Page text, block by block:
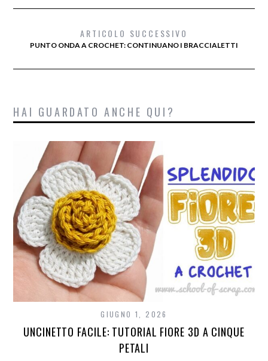
ARTICOLO SUCCESSIVO
PUNTO ONDA A CROCHET: CONTINUANO I BRACCIALETTI
HAI GUARDATO ANCHE QUI?
GIUGNO 1, 2026
UNCINETTO FACILE: TUTORIAL FIORE 3D A CINQUE
PETALI